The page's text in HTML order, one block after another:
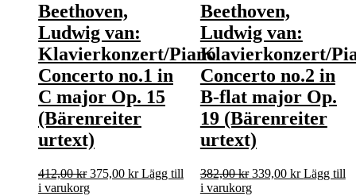
Beethoven,
Ludwig van:
Klavierkonzert/Piano
Concerto no.1 in
C major Op. 15
(Bärenreiter
urtext)
412,00kr Det
ursprungliga
375,00 krDet
Lägg till
i varukorg
Beethoven,
Ludwig van:
Klavierkonzert/
Concerto no.2 in
B-flat major Op.
19 (Bärenreiter
urtext)
382,00kr Det
ursprungliga
339,00 krDet
Lägg till
i varukorg